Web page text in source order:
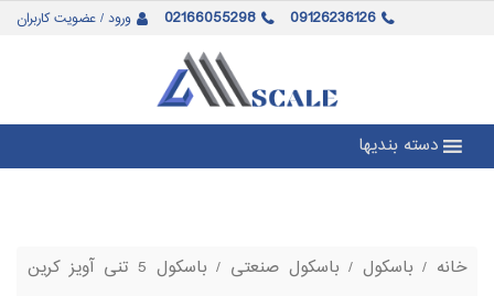
ورود / عضویت کاربران 02166055298 09126236126
دسته بندیها
خانه / باسکول / باسکول صنعتی
/ باسکول 5 تنی آویز کرین